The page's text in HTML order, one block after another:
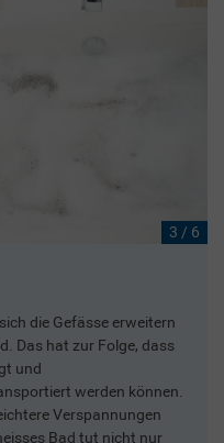
3 / 6
die Gefässe erweitern
Das hat zur Folge, dass
und
werden können.
Verspannungen
Bad tut nicht nur